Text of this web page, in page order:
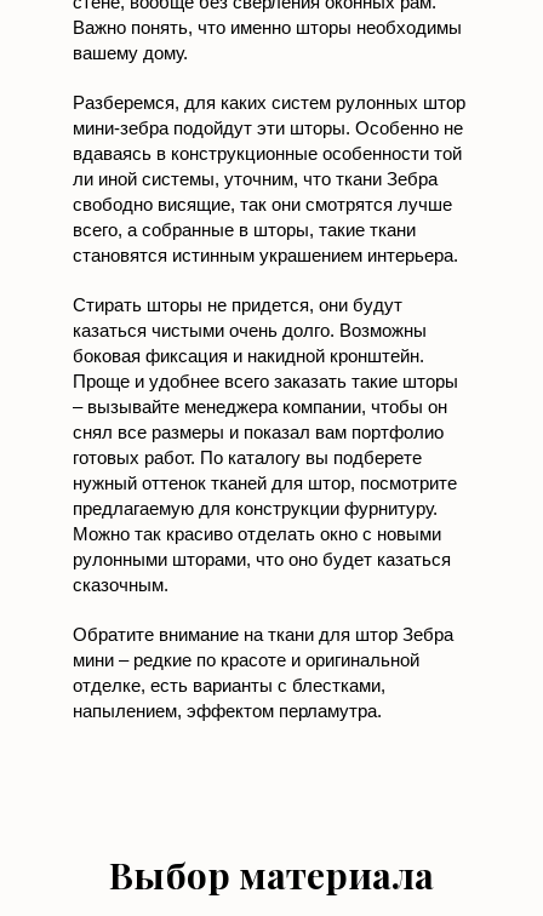
вашему дому.
Разберемся, для каких систем рулонных штор
вдаваясь в конструкционные особенности той
ли иной системы, уточним, что ткани Зебра
свободно висящие, так они смотрятся лучше
всего, а собранные в шторы, такие ткани
становятся истинным украшением интерьера.
Стирать шторы не придется, они будут
боковая фиксация и накидной кронштейн.
Проще и удобнее всего заказать такие шторы
– вызывайте менеджера компании, чтобы он
снял все размеры и показал вам портфолио
готовых работ. По каталогу вы подберете
нужный оттенок тканей для штор, посмотрите
предлагаемую для конструкции фурнитуру.
Можно так красиво отделать окно с новыми
рулонными шторами, что оно будет казаться
сказочным.
Обратите внимание на ткани для штор Зебра
отделке, есть варианты с блестками,
напылением, эффектом перламутра.